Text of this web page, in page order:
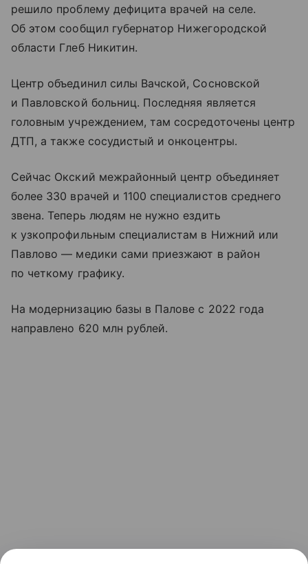
решило проблему дефицита врачей на селе.
Об этом сообщил губернатор Нижегородской
области Глеб Никитин.
Центр объединил силы Вачской, Сосновской
и Павловской больниц. Последняя является
головным учреждением, там сосредоточены центр
ДТП, а также сосудистый и онкоцентры.
Сейчас Окский межрайонный центр объединяет
более 330 врачей и 1100 специалистов среднего
звена. Теперь людям не нужно ездить
к узкопрофильным специалистам в Нижний или
Павлово — медики сами приезжают в район
по четкому графику.
На модернизацию базы в Палове с 2022 года
направлено 620 млн рублей.